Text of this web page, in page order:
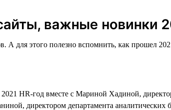
важные новинки
А для этого полезно вспомнить, как прошел
HR-год вместе с Мариной Хадиной,
директором департамента аналитических